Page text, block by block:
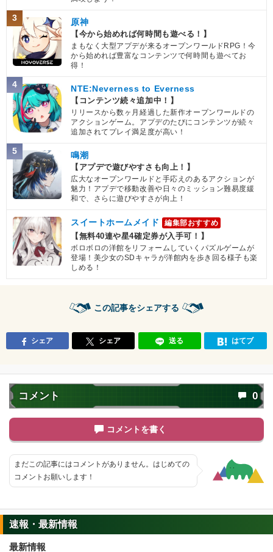
3 原神
【今から始めれば何時間も遊べる！】
まもなく大型アプデが来るオープンワールドRPG！今
から始めれば豊富なコンテンツで何時間も遊べてお
得！
4 NTE:Neverness to Everness
【コンテンツ続々追加中！】
リリースから数ヶ月経過した新作オープンワールドの
アクションゲーム。アプデのたびにコンテンツが続々
追加されてプレイ満足度が高い！
5 鳴潮
【アプデで遊びやすさも向上！】
広大なオープンワールドと手応えのあるアクションが
魅力！アプデで移動改善や日々のミッション難易度緩
和で、さらに遊びやすさが向上！
スイートホームメイド 編集部おすすめ
【無料40連や星4確定券が入手可！】
ボロボロの洋館をリフォームしていくパズルゲームが
登場！美少女のSDキャラが洋館内を歩き回る様子も楽
しめる！
この記事をシェアする
シェア シェア 送る はてブ
コメント 0
コメントを書く
まだこの記事にはコメントがありません。はじめての
コメントお願いします！
速報・最新情報
最新情報